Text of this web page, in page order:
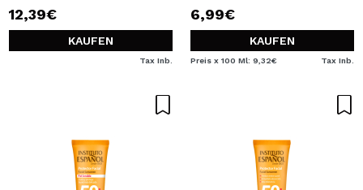
12,39€
KAUFEN
Tax Inb.
6,99€
KAUFEN
Preis x 100 Ml: 9,32€ Tax Inb.